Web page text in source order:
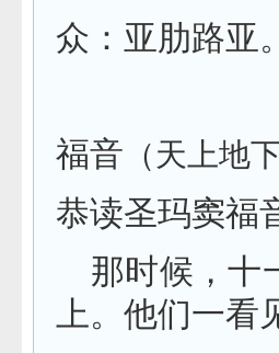
众：亚肋路亚。
福音 （天上地
恭读圣玛窦
那时候，十
上。他们一看